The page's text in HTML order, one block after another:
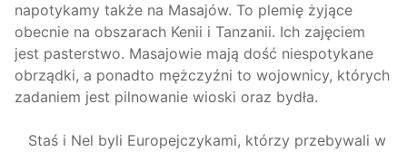
napotykamy także na Masajów. To plemię żyjące
obecnie na obszarach Kenii i Tanzanii. Ich zajęciem
jest pasterstwo. Masajowie mają dość niespotykane
obrządki, a ponadto mężczyźni to wojownicy, których
zadaniem jest pilnowanie wioski oraz bydła.
Staś i Nel byli Europejczykami, którzy przebywali w